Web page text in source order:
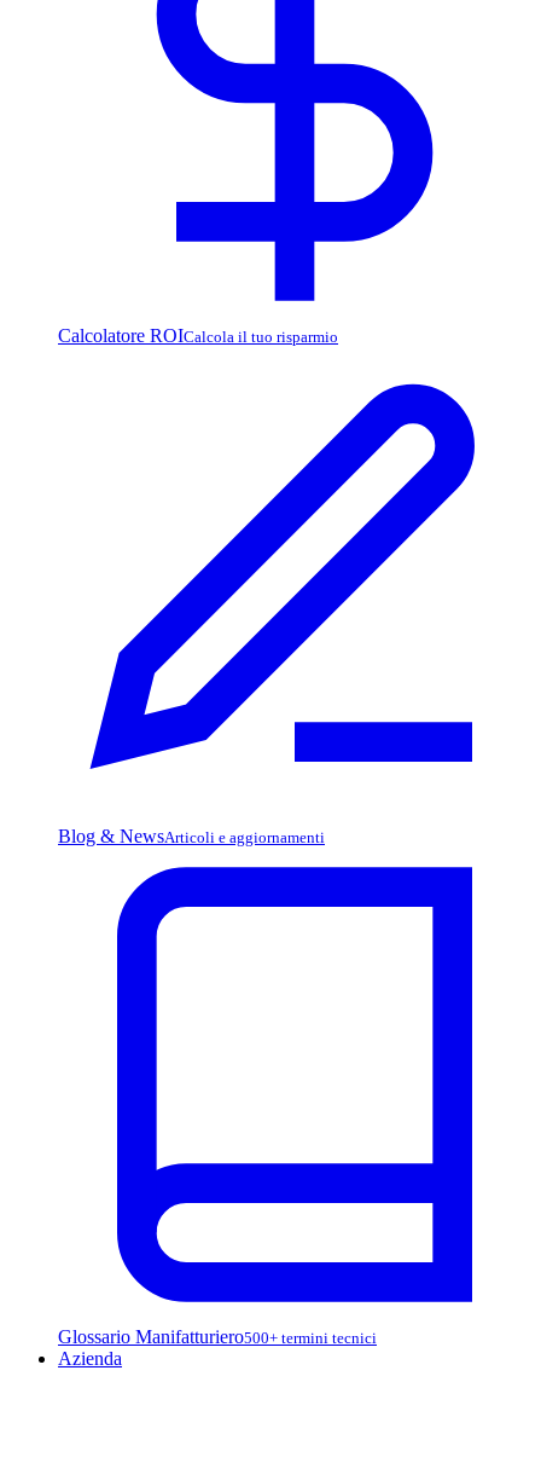
Calcolatore ROICalcola il tuo risparmio
Blog & NewsArticoli e aggiornamenti
Glossario Manifatturiero500+ termini tecnici
Azienda